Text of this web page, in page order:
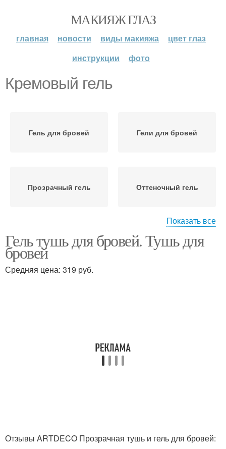
МАКИЯЖ ГЛАЗ
главная новости виды макияжа
цвет глаз
инструкции
фото
Кремовый гель
Гель для бровей Гели для бровей
Прозрачный гель Оттеночный гель
Бесцветные гели Цветные гели
Показать все
Гель тушь для бровей. Тушь для
бровей
Средняя цена: 319 руб.
Отзывы ARTDECO Прозрачная тушь и гель для бровей: